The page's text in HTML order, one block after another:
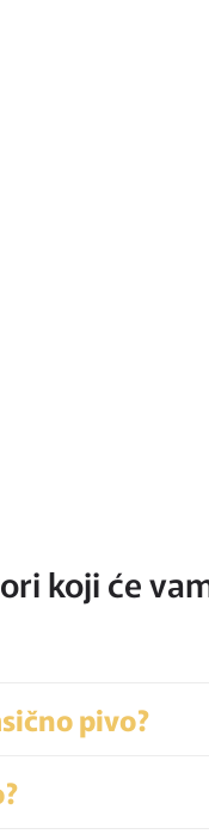
koji će
pivo?